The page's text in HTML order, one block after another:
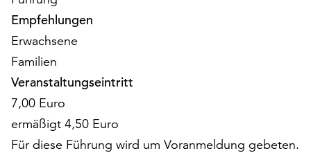
Dafür
steht
Ihnen
am
Ende
Seite
die
Schaltfläche
Empfehlungen
Erwachsene
Familien
Veranstaltungseintritt
7,00 Euro
ermäßigt 4,50 Euro
Für diese Führung wird um Voranmeldung gebeten.